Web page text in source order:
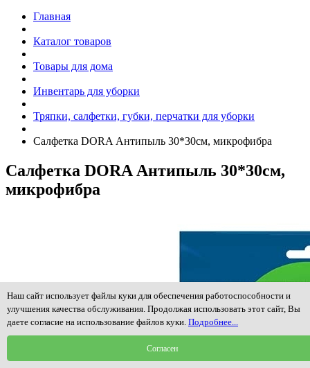
Главная
Каталог товаров
Товары для дома
Инвентарь для уборки
Тряпки, салфетки, губки, перчатки для уборки
Салфетка DORA Антипыль 30*30см, микрофибра
Салфетка DORA Антипыль 30*30см,
микрофибра
Наш сайт использует файлы куки для обеспечения работоспособности и
улучшения качества обслуживания. Продолжая использовать этот сайт, Вы
даете согласие на использование файлов куки. Подробнее...
Согласен